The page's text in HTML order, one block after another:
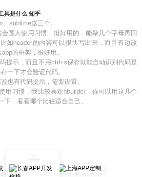
具是什么 知乎
sublime这三个。
国人使用习惯，挺好用的，能敲几个字母再回
如header的内容可以很快写出来，而且有边改
的框架，很好用。
提示，而且不用ctrl+s保存就能自动识别代码是
一下才会验证代码。
也有代码提示，需要设置。
用习惯，我比较喜欢hbuilder，你可以用这几个
，看看哪个比较适合自己。